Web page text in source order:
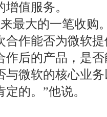
值服务。
最大的一笔收购
合作能否为微软
作后的产品，是
与微软的核心业
的。”他说。